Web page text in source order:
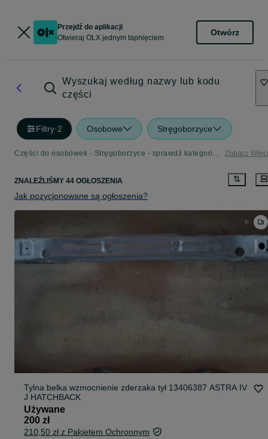
Przejdź do aplikacji
Otwieraj OLX jednym tapnięciem
Otwórz
Wyszukaj według nazwy lub kodu
części
Filtry·2 Osobowe Stręgoborzyce
Części do osobówek - Stręgoborzyce - sprawdź kategorię Osobowe Zobacz
ZNALEŹLIŚMY 44 OGŁOSZENIA
Jak pozycjonowane są ogłoszenia?
Tylna belka wzmocnienie zderzaka tył 13406387 ASTRA IV
J HATCHBACK
Używane
200 zł
210,50 zł z Pakietem Ochronnym